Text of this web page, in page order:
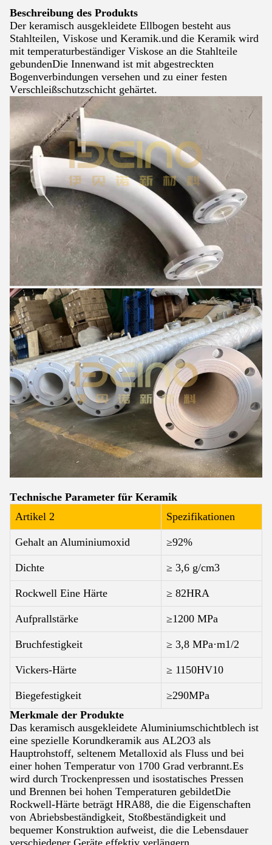
Beschreibung des Produkts
Der keramisch ausgekleidete Ellbogen besteht aus
Stahlteilen, Viskose und Keramik.und die Keramik wird
mit temperaturbeständiger Viskose an die Stahlteile
gebundenDie Innenwand ist mit abgestreckten
Bogenverbindungen versehen und zu einer festen
Verschleißschutzschicht gehärtet.
Technische Parameter für Keramik
Artikel 2
Spezifikationen
Gehalt an Aluminiumoxid ≥92%
Dichte ≥ 3,6 g/cm3
Rockwell Eine Härte ≥ 82HRA
Aufprallstärke ≥1200 MPa
Bruchfestigkeit ≥ 3,8 MPa·m1/2
Vickers-Härte ≥ 1150HV10
Biegefestigkeit
≥290MPa
Merkmale der Produkte
Das keramisch ausgekleidete Aluminiumschichtblech ist
eine spezielle Korundkeramik aus AL2O3 als
Hauptrohstoff, seltenem Metalloxid als Fluss und bei
einer hohen Temperatur von 1700 Grad verbrannt.Es
wird durch Trockenpressen und isostatisches Pressen
und Brennen bei hohen Temperaturen gebildetDie
Rockwell-Härte beträgt HRA88, die die Eigenschaften
von Abriebsbeständigkeit, Stoßbeständigkeit und
bequemer Konstruktion aufweist, die die Lebensdauer